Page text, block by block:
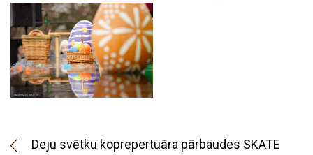
Deju svētku koprepertuāra pārbaudes SKATE